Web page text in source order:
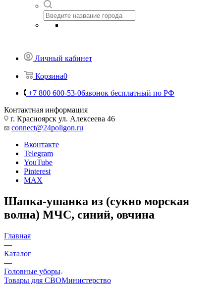
Личный кабинет
Корзина0
+7 800 600-53-06звонок бесплатный по РФ
Контактная информация
г. Красноярск ул. Алексеева 46
connect@24poligon.ru
Вконтакте
Telegram
YouTube
Pinterest
MAX
Шапка-ушанка из (сукно морская
волна) МЧС, синий, овчина
Главная
—
Каталог
—
Головные уборы
Товары для СВОМинистерство